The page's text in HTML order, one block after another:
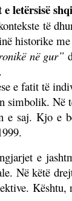
letërsisë
të
historike
në gur”
e fatit të
simbolik. Në
e saj. Kjo
e
Në këtë